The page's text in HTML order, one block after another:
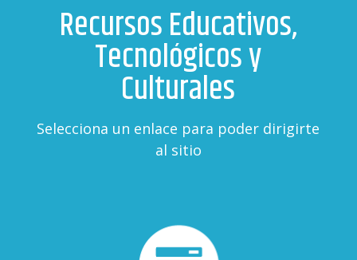
Recursos Educativos,
Tecnológicos y
Culturales
Selecciona un enlace para poder dirigirte
al sitio